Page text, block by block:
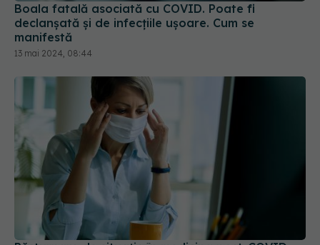
Boala fatală asociată cu COVID. Poate fi
declanșată și de infecțiile ușoare. Cum se
manifestă
13 mai 2024, 08:44